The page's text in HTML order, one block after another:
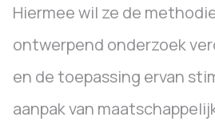
Hiermee wil ze de
ontwerpend onderzoek
en de toepassing ervan
aanpak van